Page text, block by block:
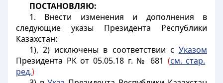
ПОСТАНОВЛЯЮ:
1. Внести изменения и дополнения в
следующие указы Президента Республики
Казахстан:
1), 2) исключены в соответствии с Указом
Президента РК от 05.05.18 г. № 681 (см. стар.
ред.)